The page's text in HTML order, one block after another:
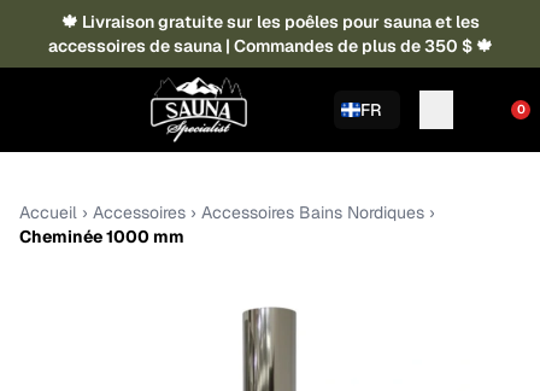
🍁 Livraison gratuite sur les poêles pour sauna et les
accessoires de sauna | Commandes de plus de 350 $ 🍁
FR 0
Accueil › Accessoires › Accessoires Bains Nordiques ›
Cheminée 1000 mm